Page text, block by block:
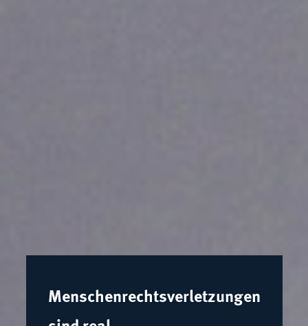
Menschenrechtsverletzungen